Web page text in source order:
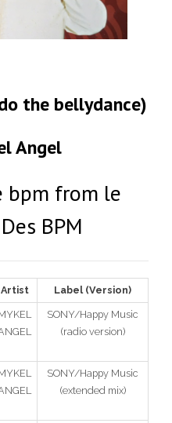
the bellydance)
Angel
bpm from le
BPM
Artist Label (Version)
SONY/Happy Music
(radio version)
SONY/Happy Music
(extended mix)